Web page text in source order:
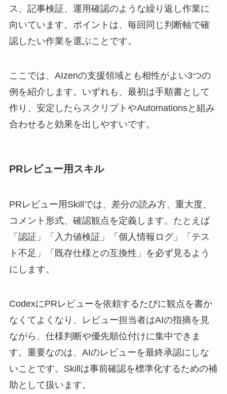
ス、記事検証、運用確認のような繰り返し作業に
向いています。ポイントは、毎回同じ判断軸で確
認したい作業を選ぶことです。
ここでは、AIzenの支援領域とも相性がよい3つの
例を紹介します。いずれも、最初は手順書として
作り、安定したらスクリプトやAutomationsと組み
合わせると効果を出しやすいです。
PRレビュー用スキル
PRレビュー用Skillでは、差分の読み方、重大度、
コメント形式、確認観点を定義します。たとえば
「認証」「入力値検証」「個人情報ログ」「テス
ト不足」「既存仕様との互換性」を必ず見るよう
にします。
CodexにPRレビューを依頼するたびに観点を書か
なくてよくなり、レビュー担当者はAIの指摘を見
ながら、仕様判断や優先順位付けに集中できま
す。重要なのは、AIのレビューを最終承認にしな
いことです。Skillは事前確認を標準化するための補
助として扱います。